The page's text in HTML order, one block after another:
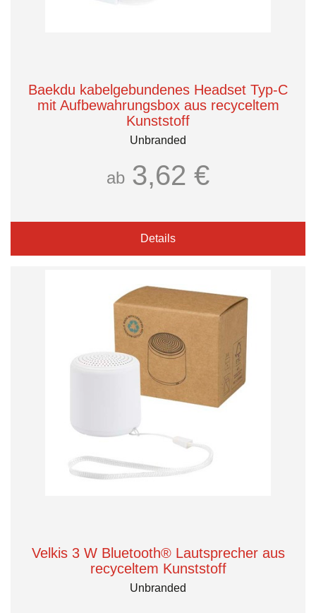
Baekdu kabelgebundenes Headset Typ-C
mit Aufbewahrungsbox aus recyceltem
Kunststoff
Unbranded
ab 3,62 €
Details
Velkis 3 W Bluetooth® Lautsprecher aus
recyceltem Kunststoff
Unbranded